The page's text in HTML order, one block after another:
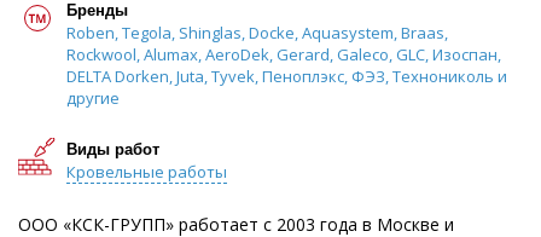
Бренды
Roben, Tegola, Shinglas, Docke, Aquasystem, Braas,
Rockwool, Alumax, AeroDek, Gerard, Galeco, GLC, Изоспан,
DELTA Dorken, Juta, Tyvek, Пеноплэкс, ФЭЗ, Технониколь и
другие
Виды работ
Кровельные работы
ООО «КСК-ГРУПП» работает с 2003 года в Москве и